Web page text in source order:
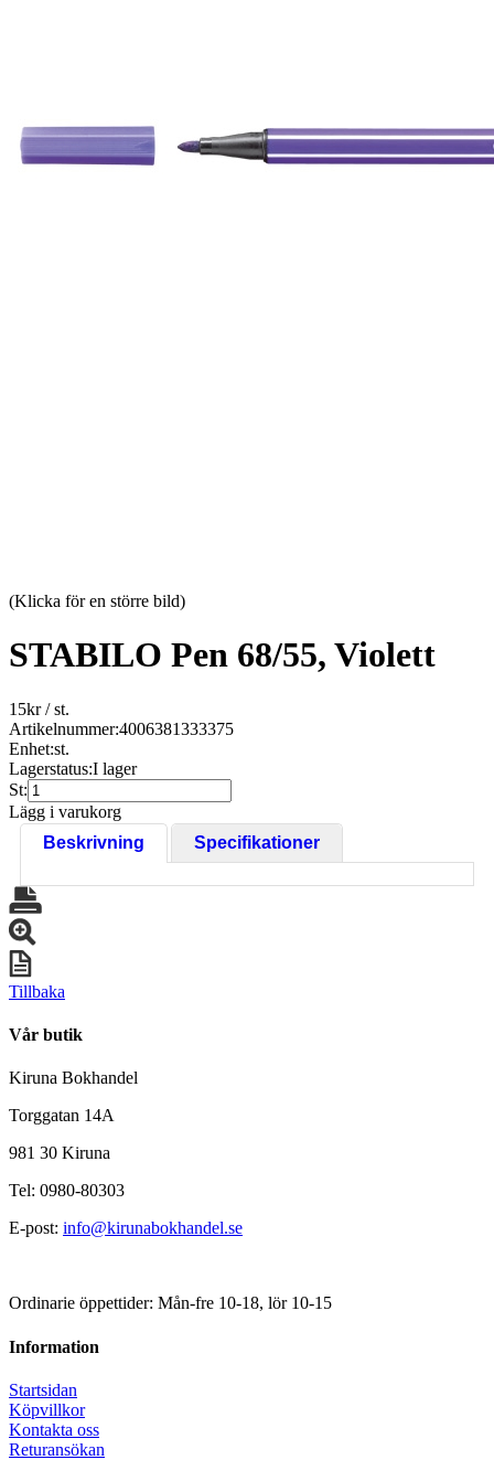
(Klicka för en större bild)
STABILO Pen 68/55, Violett
15kr/ st.
Artikelnummer:4006381333375
Enhet:st.
Lagerstatus:I lager
St:
Lägg i varukorg
Beskrivning
Specifikationer
Tillbaka
Vår butik
Kiruna Bokhandel
Torggatan 14A
981 30 Kiruna
Tel: 0980-80303
E-post: info@kirunabokhandel.se
Ordinarie öppettider: Mån-fre 10-18, lör 10-15
Information
Startsidan
Köpvillkor
Kontakta oss
Returansökan